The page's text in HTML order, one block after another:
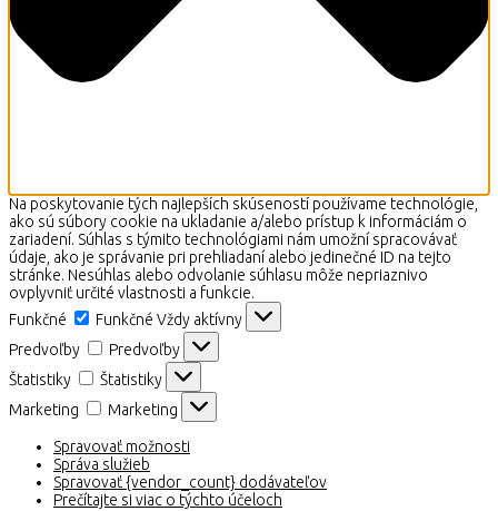
Na poskytovanie tých najlepších skúseností používame technológie,
ako sú súbory cookie na ukladanie a/alebo prístup k informáciám o
zariadení. Súhlas s týmito technológiami nám umožní spracovávať
údaje, ako je správanie pri prehliadaní alebo jedinečné ID na tejto
stránke. Nesúhlas alebo odvolanie súhlasu môže nepriaznivo
ovplyvniť určité vlastnosti a funkcie.
Funkčné
Funkčné Vždy aktívny
Predvoľby
Predvoľby
Štatistiky
Štatistiky
Marketing
Marketing
Spravovať možnosti
Správa služieb
Spravovať {vendor_count} dodávateľov
Prečítajte si viac o týchto účeloch